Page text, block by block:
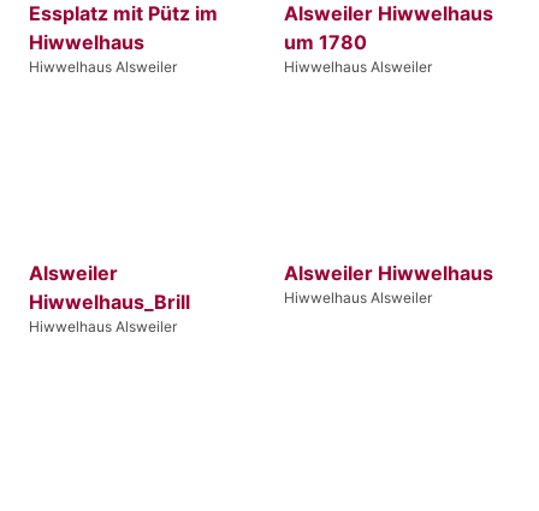
Essplatz mit Pütz im
Hiwwelhaus
Hiwwelhaus Alsweiler
Alsweiler Hiwwelhaus
um 1780
Hiwwelhaus Alsweiler
Alsweiler
Hiwwelhaus_Brill
Hiwwelhaus Alsweiler
Alsweiler Hiwwelhaus
Hiwwelhaus Alsweiler